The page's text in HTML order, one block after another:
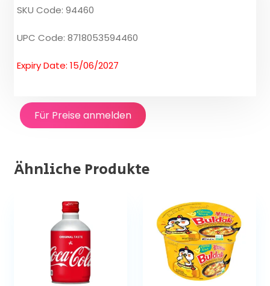
SKU Code: 94460
UPC Code: 8718053594460
Expiry Date: 15/06/2027
Für Preise anmelden
Ähnliche Produkte